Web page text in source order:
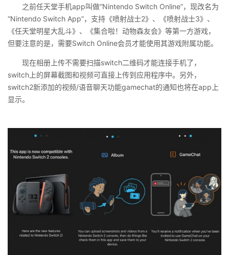
之前任天堂手机app叫做“Nintendo Switch Online”，现改名为
“Nintendo Switch App”，支持《喷射战士2》、《喷射战士3》、
《任天堂明星大乱斗》、《集合啦！动物森友会》等第一方游戏，
但要注意的是，需要Switch Online会员才能使用其游戏附属功能。
现在相册上传不需要扫描switch二维码才能连接手机了，
switch上的屏幕截图和视频可直接上传到应用程序中。另外，
switch2新添加的视频/语音聊天功能gamechat的通知也将在app上
显示。